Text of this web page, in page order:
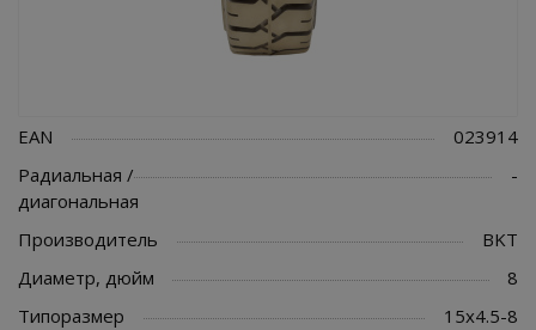
EAN
023914
Радиальная /
диагональная
-
Производитель
BKT
Диаметр, дюйм
8
Типоразмер
15x4.5-8